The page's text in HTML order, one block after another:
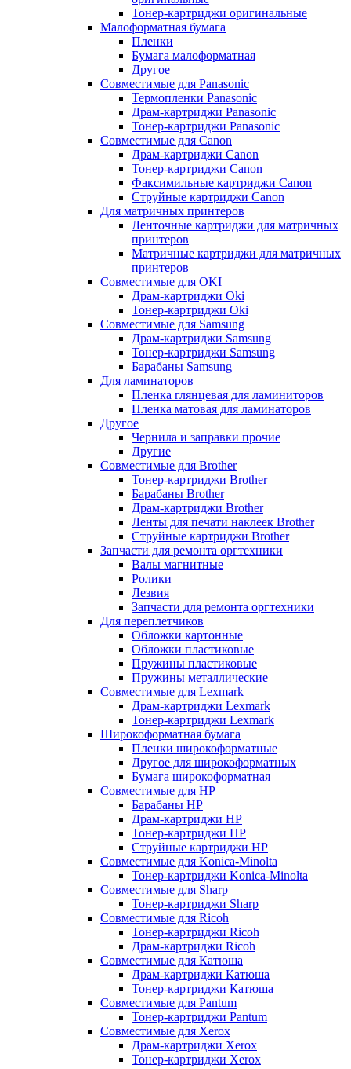
Тонер-картриджи оригинальные
Малоформатная бумага
Пленки
Бумага малоформатная
Другое
Совместимые для Panasonic
Термопленки Panasonic
Драм-картриджи Panasonic
Тонер-картриджи Panasonic
Совместимые для Canon
Драм-картриджи Canon
Тонер-картриджи Canon
Факсимильные картриджи Canon
Струйные картриджи Canon
Для матричных принтеров
Ленточные картриджи для матричных
принтеров
Матричные картриджи для матричных
принтеров
Совместимые для OKI
Драм-картриджи Oki
Тонер-картриджи Oki
Совместимые для Samsung
Драм-картриджи Samsung
Тонер-картриджи Samsung
Барабаны Samsung
Для ламинаторов
Пленка глянцевая для ламиниторов
Пленка матовая для ламинаторов
Другое
Чернила и заправки прочие
Другие
Совместимые для Brother
Тонер-картриджи Brother
Барабаны Brother
Драм-картриджи Brother
Ленты для печати наклеек Brother
Струйные картриджи Brother
Запчасти для ремонта оргтехники
Валы магнитные
Ролики
Лезвия
Запчасти для ремонта оргтехники
Для переплетчиков
Обложки картонные
Обложки пластиковые
Пружины пластиковые
Пружины металлические
Совместимые для Lexmark
Драм-картриджи Lexmark
Тонер-картриджи Lexmark
Широкоформатная бумага
Пленки широкоформатные
Другое для широкоформатных
Бумага широкоформатная
Совместимые для HP
Барабаны HP
Драм-картриджи HP
Тонер-картриджи HP
Струйные картриджи HP
Совместимые для Konica-Minolta
Тонер-картриджи Konica-Minolta
Совместимые для Sharp
Тонер-картриджи Sharp
Совместимые для Ricoh
Тонер-картриджи Ricoh
Драм-картриджи Ricoh
Совместимые для Катюша
Драм-картриджи Катюша
Тонер-картриджи Катюша
Совместимые для Pantum
Тонер-картриджи Pantum
Совместимые для Xerox
Драм-картриджи Xerox
Тонер-картриджи Xerox